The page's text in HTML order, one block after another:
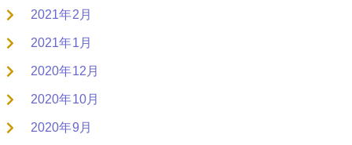
2021年2月
2021年1月
2020年12月
2020年10月
2020年9月